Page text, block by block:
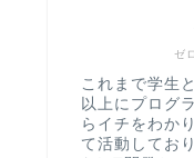
ゼ
これまで学生
以上にプログ
らイチをわか
て活動してお